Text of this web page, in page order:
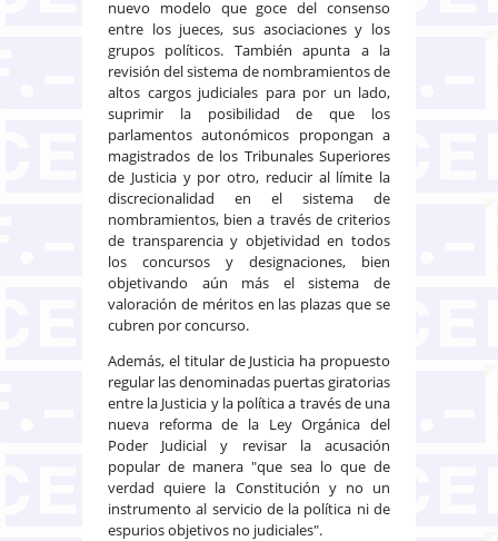
nuevo modelo que goce del consenso
entre los jueces, sus asociaciones y los
grupos políticos. También apunta a la
revisión del sistema de nombramientos de
altos cargos judiciales para por un lado,
suprimir la posibilidad de que los
parlamentos autonómicos propongan a
magistrados de los Tribunales Superiores
de Justicia y por otro, reducir al límite la
discrecionalidad en el sistema de
nombramientos, bien a través de criterios
de transparencia y objetividad en todos
los concursos y designaciones, bien
objetivando aún más el sistema de
valoración de méritos en las plazas que se
cubren por concurso.
Además, el titular de Justicia ha propuesto
regular las denominadas puertas giratorias
entre la Justicia y la política a través de una
nueva reforma de la Ley Orgánica del
Poder Judicial y revisar la acusación
popular de manera "que sea lo que de
verdad quiere la Constitución y no un
instrumento al servicio de la política ni de
espurios objetivos no judiciales".